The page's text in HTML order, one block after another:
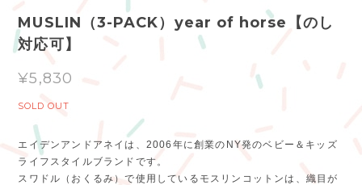
MUSLIN（3-PACK）year of horse【のし
対応可】
¥5,830
SOLD OUT
エイデンアンドアネイは、2006年に創業のNY発のベビー＆キッズ
ライフスタイルブランドです。
スワドル（おくるみ）で使用しているモスリンコットンは、織目が